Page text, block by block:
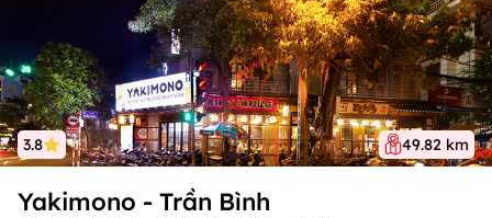
3.8 49.82 km
Yakimono - Trần Bình